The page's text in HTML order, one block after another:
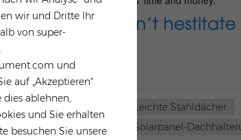
wir und Dritte Ihr
von super-
und
auf „Akzeptieren“
ablehnen,
und Sie erhalten
besuchen Sie unsere
Montagesysteme Für Leichte Stahldächer
Solardachhalterung
Solarpanel-